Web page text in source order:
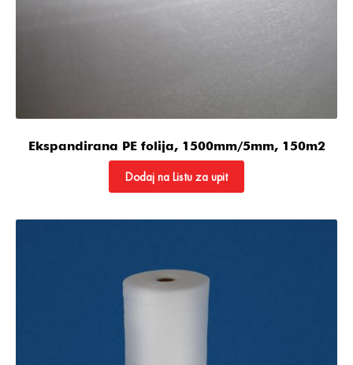
Ekspandirana PE folija, 1500mm/5mm, 150m2
Dodaj na Listu za upit